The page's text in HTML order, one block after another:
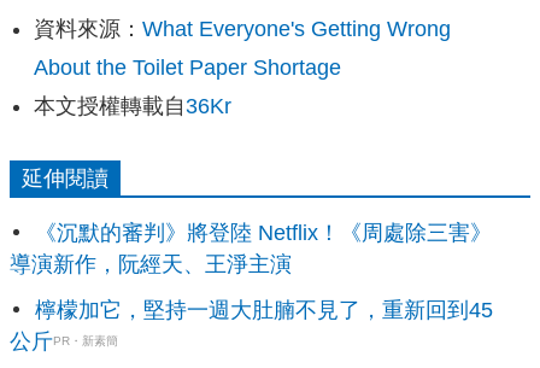
資料來源： What Everyone's Getting Wrong
About the Toilet Paper Shortage
本文授權轉載自36Kr
延伸閱讀
《沉默的審判》將登陸 Netflix！《周處除三害》
導演新作，阮經天、王淨主演
檸檬加它，堅持一週大肚腩不見了，重新回到45
公斤PR・新素簡